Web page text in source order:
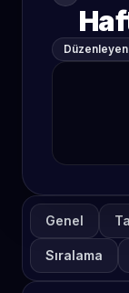
Genel
Sıralama